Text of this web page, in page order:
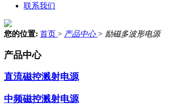
联系我们
您的位置: 首页 > 产品中心 > 励磁多波形电源
产品中心
直流磁控溅射电源
中频磁控溅射电源